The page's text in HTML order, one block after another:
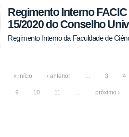
Regimento Interno FACIC
15/2020 do Conselho
Regimento Interno da Faculdade de
« início ‹ anterior 3 4
9 10 11 próximo ›